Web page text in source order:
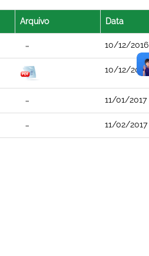
Arquivo Data
10/12/2016
10/12/2016
11/01/2017
11/02/2017